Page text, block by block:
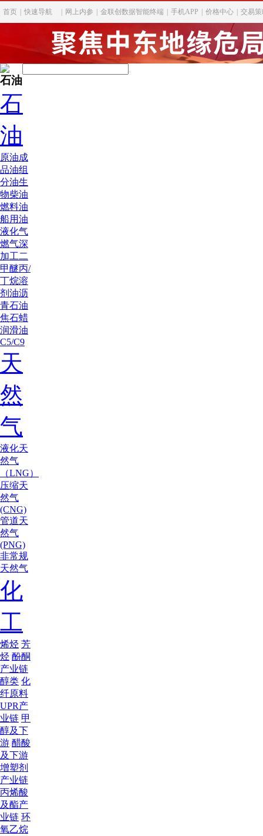
首页 快速导航 网上内参 金联创数据智能终端 手机APP 价格中心 交易
石油
石
油
原油成
品油组
分油生
物柴油
燃料油
船用油
液化气
燃气深
加工二
甲醚丙/
丁烷溶
剂油沥
青石油
焦石蜡
润滑油
C5/C9
天
然
气
液化天
然气
（LNG）
压缩天
然气
(CNG)
管道天
然气
(PNG)
非常规
天然气
化
工
烯烃 芳
烃 酚酮
产业链
醇类 化
纤原料
UPR产
业链 甲
醇及下
游 醋酸
及下游
增塑剂
产业链
丙烯酸
及酯产
业链 环
氧乙烷